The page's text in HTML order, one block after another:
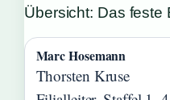
Übersicht: Das feste
Marc Hosemann
Thorsten Kruse